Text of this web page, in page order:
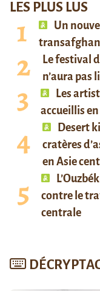
LES PLUS LUS
Un
transafghan
Le festival
n’aura pas
Les
accueillis
Desert
cratères
en Asie
contre le
centrale